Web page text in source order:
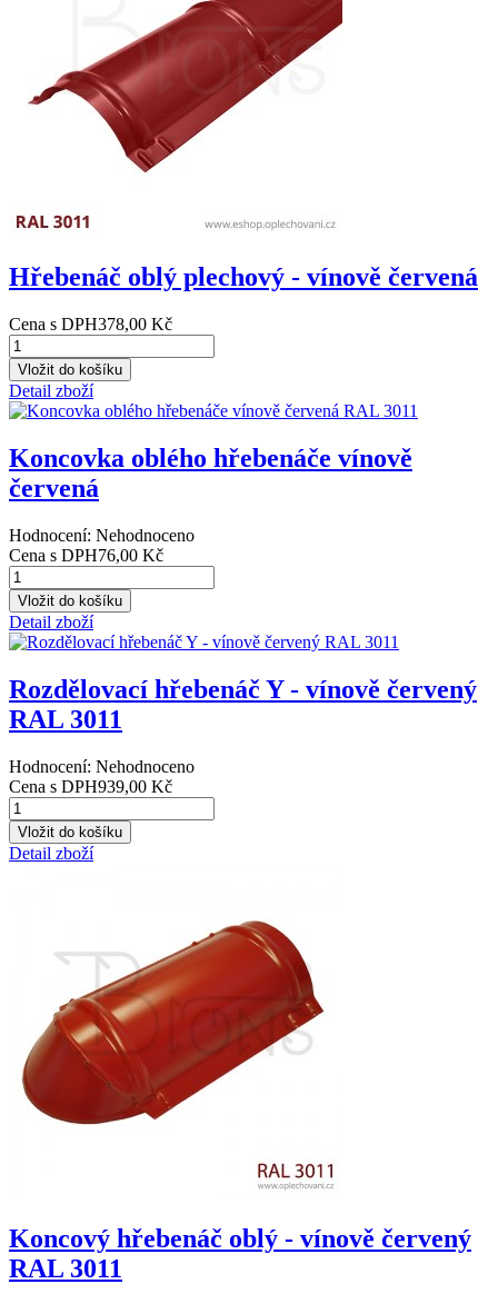
Hřebenáč oblý plechový - vínově červená
Cena s DPH378,00 Kč
Detail zboží
Koncovka oblého hřebenáče vínově
červená
Hodnocení: Nehodnoceno
Cena s DPH76,00 Kč
Detail zboží
Rozdělovací hřebenáč Y - vínově červený
RAL 3011
Hodnocení: Nehodnoceno
Cena s DPH939,00 Kč
Detail zboží
Koncový hřebenáč oblý - vínově červený
RAL 3011